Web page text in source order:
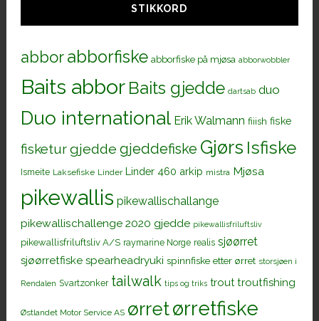
STIKKORD
abborabborfiske abborfiske på mjøsa abborwobbler
Baits abbor Baits gjedde dartsab duo
Duo international Erik Walmann fiiish fiske
fisketurgjedde gjeddefiske Gjørs Isfiske
Ismeite Laksefiske Linder Linder 460 arkip mistra Mjøsa
pikewallis pikewallischallange
pikewallischallenge 2020 gjedde pikewallisfriluftsliv
pikewallisfriluftsliv A/S raymarine Norge realis sjøørret
sjøørretfiske spearheadryuki spinnfiske etter ørret storsjøen i
Rendalen Svartzonker tailwalk tips og triks trout troutfishing
Østlandet Motor Service AS ørretørretfiske